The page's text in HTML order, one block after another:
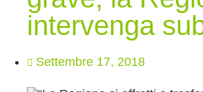
intervenga
Settembre 17, 2018